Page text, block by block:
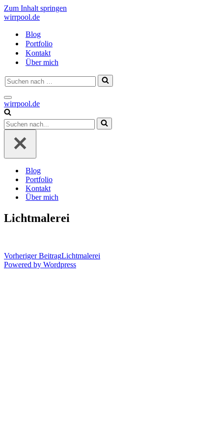
Zum Inhalt springen
wirrpool.de
Blog
Portfolio
Kontakt
Über mich
Suchen
nach …
Navigationsmenü
wirrpool.de
Suchen
nach …
Blog
Portfolio
Kontakt
Über mich
Lichtmalerei
Vorheriger BeitragLichtmalerei
Powered by Wordpress